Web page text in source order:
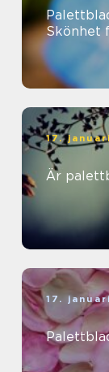
Skönhet
17.
Är
17.